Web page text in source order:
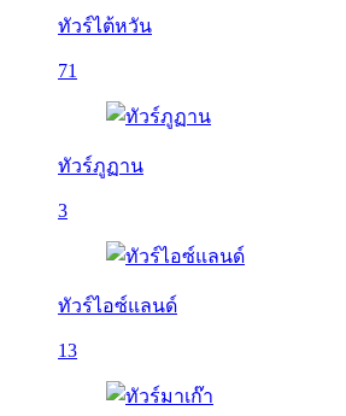
ทัวร์ไต้หวัน
71
ทัวร์ภูฏาน
3
ทัวร์ไอซ์แลนด์
13